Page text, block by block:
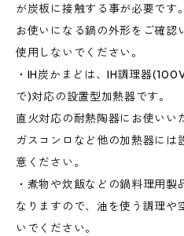
が炭板に接触する事が必要です。
お使いになる鍋の外形をご確認
使用しないでください。
・IH炭かまどは、IH調理器
で)対応の設置型加熱器です。
直火対応の耐熱陶器にお使いい
ガスコンロなど他の加熱器には
意ください。
・煮物や炊飯などの鍋料理用製
なりますので、油を使う調理や
いでください。